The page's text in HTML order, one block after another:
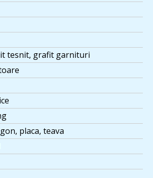
tesnit, grafit garnituri
placa, teava